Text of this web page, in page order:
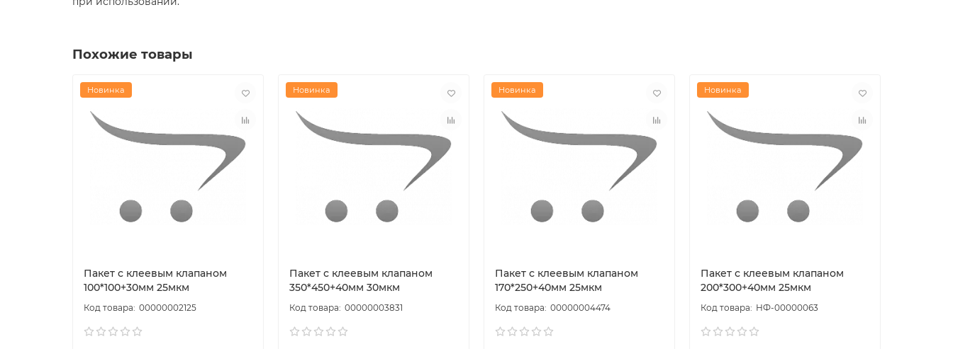
Похожие товары
Новинка
Пакет с клеевым клапаном
100*100+30мм 25мкм
00000002125
Новинка
Пакет с клеевым клапаном
350*450+40мм 30мкм
00000003831
Новинка
Пакет с клеевым клапаном
170*250+40мм 25мкм
00000004474
Новинка
Пакет с клеевым клапаном
200*300+40мм 25мкм
НФ-00000063